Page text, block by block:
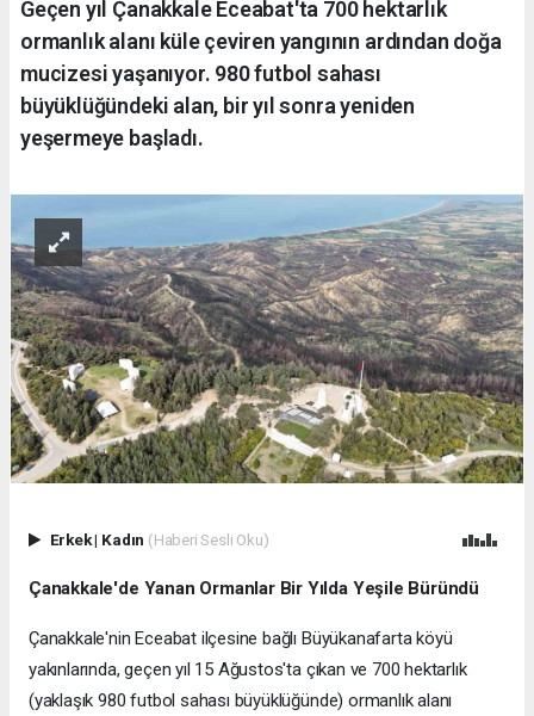
Geçen yıl Çanakkale Eceabat'ta 700 hektarlık
ormanlık alanı küle çeviren yangının ardından doğa
mucizesi yaşanıyor. 980 futbol sahası
büyüklüğündeki alan, bir yıl sonra yeniden
yeşermeye başladı.
Erkek| Kadın (Haberi Sesli Oku)
Çanakkale'de Yanan Ormanlar Bir Yılda Yeşile Büründü
Çanakkale'nin Eceabat ilçesine bağlı Büyükanafarta köyü
yakınlarında, geçen yıl 15 Ağustos'ta çıkan ve 700 hektarlık
(yaklaşık 980 futbol sahası büyüklüğünde) ormanlık alanı